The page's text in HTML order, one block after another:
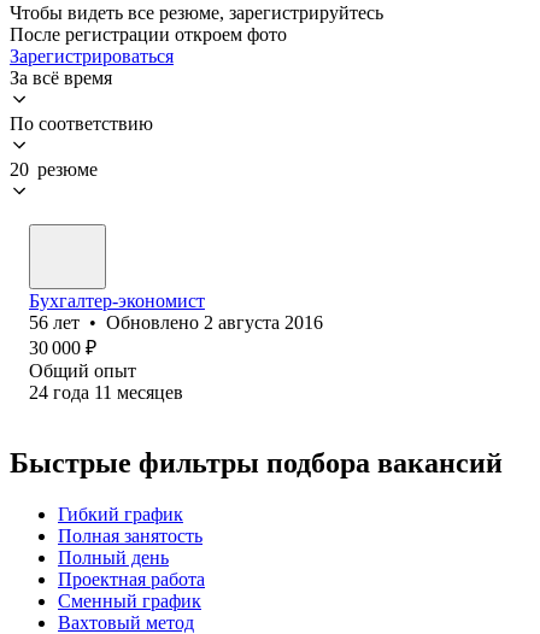
Чтобы видеть все резюме, зарегистрируйтесь
После регистрации откроем фото
Зарегистрироваться
За всё время
По соответствию
20 резюме
Бухгалтер-экономист
56 лет • Обновлено 2 августа 2016
30 000 ₽
Общий опыт
24 года 11 месяцев
Быстрые фильтры подбора вакансий
Гибкий график
Полная занятость
Полный день
Проектная работа
Сменный график
Вахтовый метод